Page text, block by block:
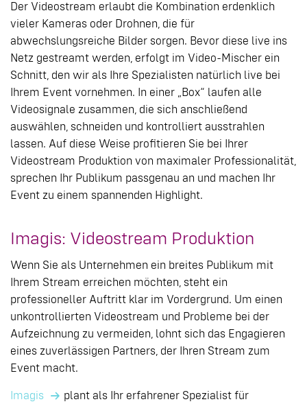
Der Videostream erlaubt die Kombination erdenklich
vieler Kameras oder Drohnen, die für
abwechslungsreiche Bilder sorgen. Bevor diese live ins
Netz gestreamt werden, erfolgt im Video-Mischer ein
Schnitt, den wir als Ihre Spezialisten natürlich live bei
Ihrem Event vornehmen. In einer „Box“ laufen alle
Videosignale zusammen, die sich anschließend
auswählen, schneiden und kontrolliert ausstrahlen
lassen. Auf diese Weise profitieren Sie bei Ihrer
Videostream Produktion von maximaler Professionalität,
sprechen Ihr Publikum passgenau an und machen Ihr
Event zu einem spannenden Highlight.
Imagis: Videostream Produktion
Wenn Sie als Unternehmen ein breites Publikum mit
Ihrem Stream erreichen möchten, steht ein
professioneller Auftritt klar im Vordergrund. Um einen
unkontrollierten Videostream und Probleme bei der
Aufzeichnung zu vermeiden, lohnt sich das Engagieren
eines zuverlässigen Partners, der Ihren Stream zum
Event macht.
Imagis plant als Ihr erfahrener Spezialist für